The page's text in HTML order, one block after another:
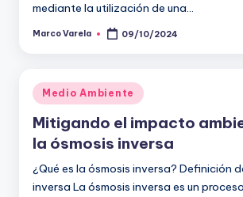
mediante la utilización de una…
Publicado
Marco Varela 09/10/2024
Publicado
en
Medio Ambiente
Mitigando el impacto
la ósmosis inversa
¿Qué es la ósmosis inversa? Definición
inversa La ósmosis inversa es un